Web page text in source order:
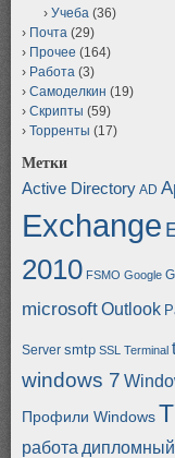
Учеба (36)
Почта (29)
Прочее (164)
Работа (3)
Самоделкин (19)
Скрипты (59)
Торренты (17)
Метки
Active Directory AD
Exchange
2010 FSMO Google
microsoftOutlook
Server smtp SSL Terminal
windows 7
Профили Windows
работа дипломный